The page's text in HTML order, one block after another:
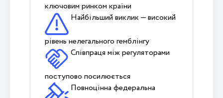
ключовим ринком країни
Найбільший виклик — високий
рівень нелегального гемблінгу
Співпраця між регуляторами
поступово посилюється
Повноцінна федеральна